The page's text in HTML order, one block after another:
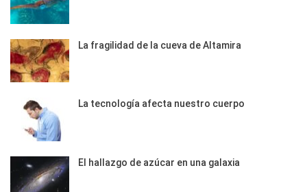
La fragilidad de la cueva de Altamira
La tecnología afecta nuestro cuerpo
El hallazgo de azúcar en una galaxia